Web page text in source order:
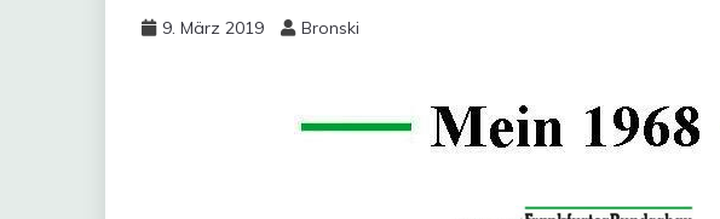
9. März 2019 Bronski